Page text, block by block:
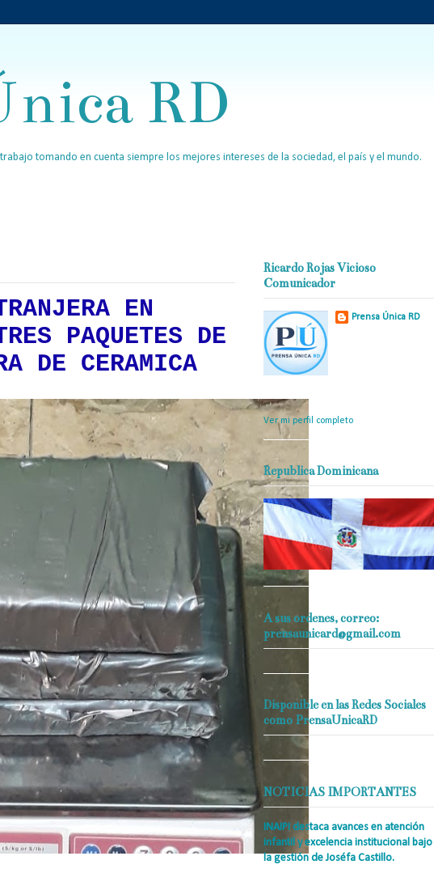
RD
tomando en cuenta siempre los mejores intereses de la sociedad, el país y el mundo.
EN
PAQUETES DE
DE CERAMICA
Ricardo Rojas Vicioso
Comunicador
Prensa Única RD
periodístico en todo momento.
Ver mi perfil completo
Republica Dominicana
A sus ordenes, correo:
prensaunicard@gmail.com
Disponible en las Redes Sociales
como PrensaUnicaRD
NOTICIAS IMPORTANTES
INAIPI destaca avances en atención
infantil y excelencia institucional bajo
la gestión de Joséfa Castillo.